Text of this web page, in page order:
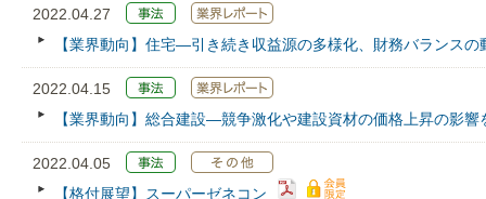
2022.04.27
【業界動向】住宅―引き続き収益源の多様化、財務バランス
2022.04.15
【業界動向】総合建設―競争激化や建設資材の価格上昇の影
2022.04.05
【格付展望】スーパーゼネコン